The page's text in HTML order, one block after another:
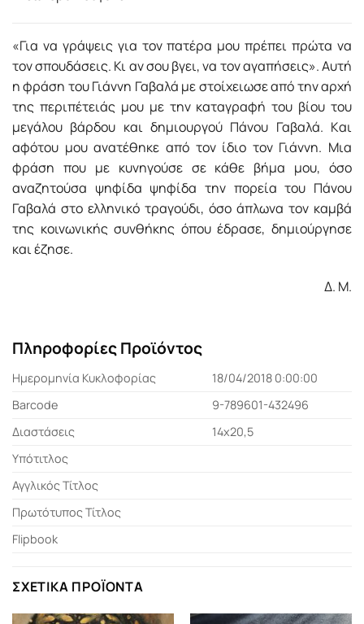
«Για να γράψεις για τον πατέρα μου πρέπει πρώτα να
τον σπουδάσεις. Κι αν σου βγει, να τον αγαπήσεις». Αυτή
η φράση του Γιάννη Γαβαλά με στοίχειωσε από την αρχή
της περιπέτειάς μου με την καταγραφή του βίου του
μεγάλου βάρδου και δημιουργού Πάνου Γαβαλά. Kαι
αφότου μου ανατέθηκε από τον ίδιο τον Γιάννη. Μια
φράση που με κυνηγούσε σε κάθε βήμα μου, όσο
αναζητούσα ψηφίδα ψηφίδα την πορεία του Πάνου
Γαβαλά στο ελληνικό τραγούδι, όσο άπλωνα τον καμβά
της κοινωνικής συνθήκης όπου έδρασε, δημιούργησε
και έζησε.
Δ. Μ.
Πληροφορίες Προϊόντος
Ημερομηνία Κυκλοφορίας
18/04/2018 0:00:00
Barcode
9-789601-432496
Διαστάσεις
14x20,5
Υπότιτλος
Αγγλικός Τίτλος
Πρωτότυπος Τίτλος
Flipbook
ΣΧΕΤΙΚΆ ΠΡΟΪΌΝΤΑ